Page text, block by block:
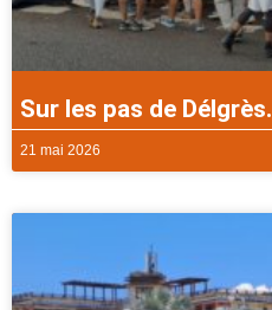
Sur les pas de Délgrès.
21 mai 2026